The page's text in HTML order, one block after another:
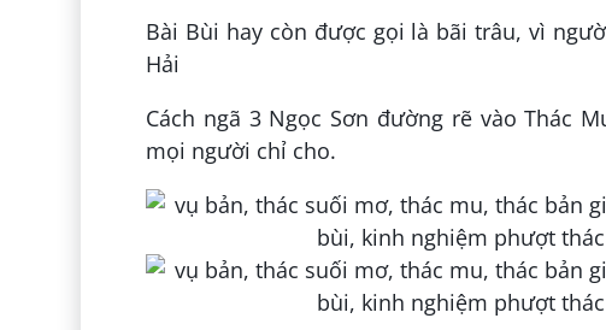
Bài Bùi hay còn được gọi là bãi trâu, vì
Hải
Cách ngã 3 Ngọc Sơn đường rẽ vào Thác
mọi người chỉ cho.